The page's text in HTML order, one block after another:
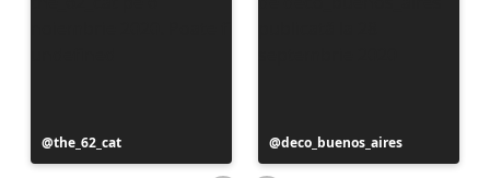
Postare
publicată
the_62_cat
Postare
publicată
deco_buenos_aires